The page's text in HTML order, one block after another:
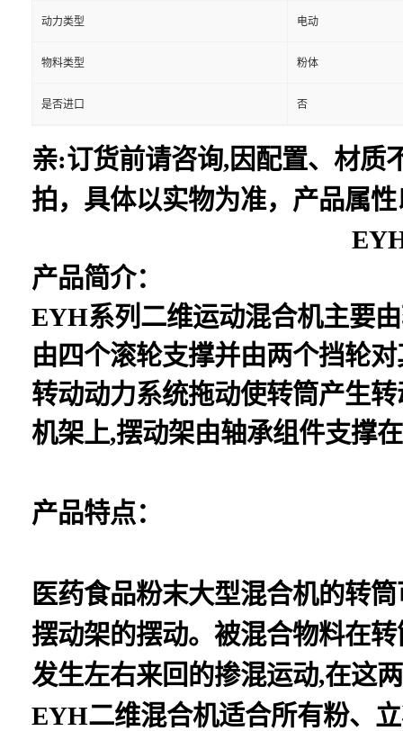
动力类型 电动
物料类型 粉体
是否进口 否
亲:订货前请咨询,因配置、材质
拍，具体以实物为准，产品属
产品简介：
EYH系列二维运动混合机主要
由四个滚轮支撑并由两个挡轮
转动动力系统拖动使转筒产生
机架上,摆动架由轴承组件支撑
产品特点：
医药食品粉末大型混合机的转
摆动架的摆动。被混合物料在
发生左右来回的掺混运动,在这
EYH二维混合机适合所有粉、